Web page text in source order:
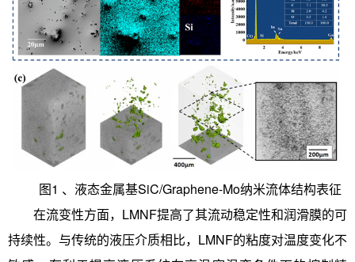
图1 、液态金属基SiC/Graphene-Mo纳米流体结构表征
在流变性方面，LMNF提高了其流动稳定性和润滑膜的可
持续性。与传统的液压介质相比，LMNF的粘度对温度变化不